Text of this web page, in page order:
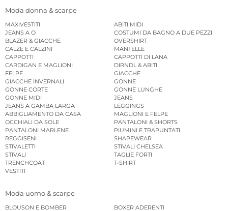
Moda donna & scarpe
MAXIVESTITI
ABITI MIDI
JEANS A O
COSTUMI DA BAGNO A DUE PEZZI
BLAZER & GIACCHE
OVERSHIRT
CALZE E CALZINI
MANTELLE
CAPPOTTI
CAPPOTTI DI LANA
CARDIGAN E MAGLIONI
DIRNDL & ABITI
FELPE
GIACCHE
GIACCHE INVERNALI
GONNE
GONNE CORTE
GONNE LUNGHE
GONNE MIDI
JEANS
JEANS A GAMBA LARGA
LEGGINGS
ABBIGLIAMENTO DA CASA
MAGLIONI E FELPE
OCCHIALI DA SOLE
PANTALONI & SHORTS
PANTALONI MARLENE
PIUMINI E TRAPUNTATI
REGGISENI
SHAPEWEAR
STIVALETTI
STIVALI CHELSEA
STIVALI
TAGLIE FORTI
TRENCHCOAT
T-SHIRT
VESTITI
Moda uomo & scarpe
BLOUSON E BOMBER
BOXER ADERENTI